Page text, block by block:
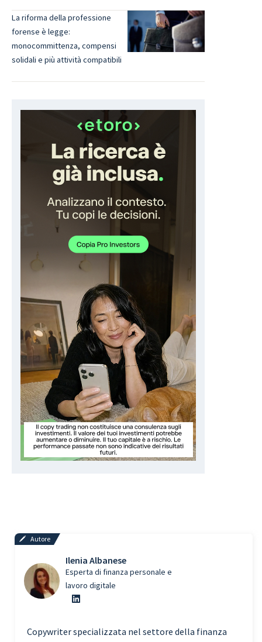
La riforma della professione
forense è legge:
monocommittenza, compensi
solidali e più attività compatibili
Autore
Ilenia Albanese
Esperta di finanza personale e
lavoro digitale
Copywriter specializzata nel settore della finanza